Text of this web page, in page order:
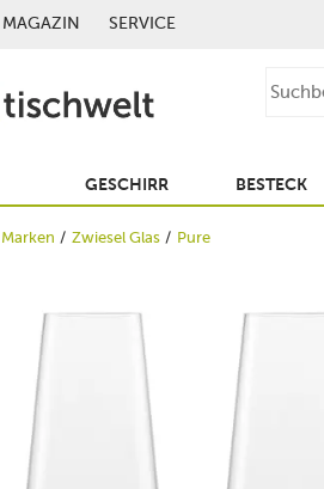
MAGAZIN SERVICE
GESCHIRR BESTECK
Marken Zwiesel Glas Pure